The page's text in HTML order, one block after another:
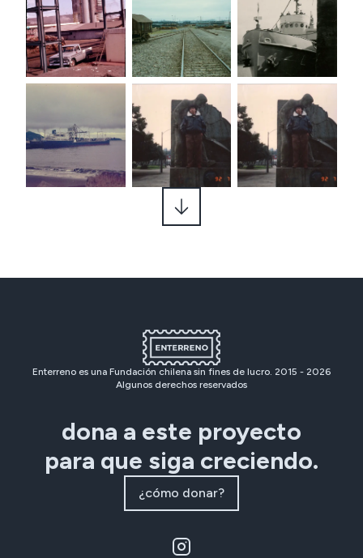
Enterreno es una Fundación chilena sin fines de lucro. 2015 - 2026
Algunos derechos reservados
dona a este proyecto
para que siga creciendo.
¿cómo donar?